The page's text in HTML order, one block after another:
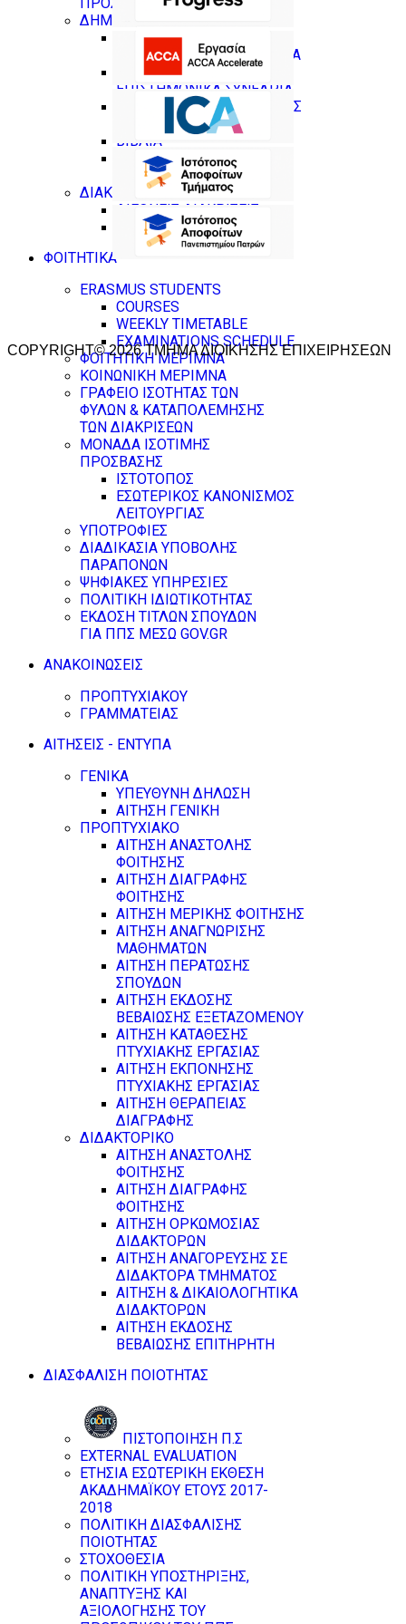
ΔΗΜΟΣΙΕΥΣΕΙΣ
ΔΗΜΟΣΙΕΥΣΕΙΣ ΣΕ
ΕΠΙΣΤΗΜΟΝΙΚΑ ΠΕΡΙΟΔΙΚΑ
ΔΗΜΟΣΙΕΥΣΕΙΣ ΣΕ
ΕΠΙΣΤΗΜΟΝΙΚΑ ΣΥΝΕΔΡΙΑ
ΚΕΦΑΛΑΙΑ ΣΕ ΣΥΛΛΟΓΙΚΟΥΣ
ΒΙΒΛΙΑ
ΕΠΙΜΕΛΕΙΕΣ (ΒΙΒΛΙΑ ,
ΣΥΛΛΟΓΙΚΟΙ ΤΟΜΟΙ)
ΔΙΑΚΡΙΣΕΙΣ
ΔΙΕΘΝΕΙΣ ΔΙΑΚΡΙΣΕΙΣ
ΣΕ ΕΘΝΙΚΟ ΕΠΙΠΕΔΟ
ΦΟΙΤΗΤΙΚΑ
ERASMUS STUDENTS
COURSES
WEEKLY TIMETABLE
EXAMINATIONS SCHEDULE
ΦΟΙΤΗΤΙΚΗ ΜΕΡΙΜΝΑ
ΚΟΙΝΩΝΙΚΗ ΜΕΡΙΜΝΑ
ΓΡΑΦΕΙΟ ΙΣΟΤΗΤΑΣ ΤΩΝ
ΦΥΛΩΝ & ΚΑΤΑΠΟΛΕΜΗΣΗΣ
ΤΩΝ ΔΙΑΚΡΙΣΕΩΝ
ΜΟΝΑΔΑ ΙΣΟΤΙΜΗΣ
ΠΡΟΣΒΑΣΗΣ
ΙΣΤΟΤΟΠΟΣ
ΕΣΩΤΕΡΙΚΟΣ ΚΑΝΟΝΙΣΜΟΣ
ΛΕΙΤΟΥΡΓΙΑΣ
ΥΠΟΤΡΟΦΙΕΣ
ΔΙΑΔΙΚΑΣΙΑ ΥΠΟΒΟΛΗΣ
ΠΑΡΑΠΟΝΩΝ
ΨΗΦΙΑΚΕΣ ΥΠΗΡΕΣΙΕΣ
ΠΟΛΙΤΙΚΗ ΙΔΙΩΤΙΚΟΤΗΤΑΣ
ΕΚΔΟΣΗ ΤΙΤΛΩΝ ΣΠΟΥΔΩΝ
ΓΙΑ ΠΠΣ ΜΕΣΩ GOV.GR
ΑΝΑΚΟΙΝΩΣΕΙΣ
ΠΡΟΠΤΥΧΙΑΚΟΥ
ΓΡΑΜΜΑΤΕΙΑΣ
ΑΙΤΗΣΕΙΣ - ΕΝΤΥΠΑ
ΓΕΝΙΚΑ
ΥΠΕΥΘΥΝΗ ΔΗΛΩΣΗ
ΑΙΤΗΣΗ ΓΕΝΙΚΗ
ΠΡΟΠΤΥΧΙΑΚΟ
ΑΙΤΗΣΗ ΑΝΑΣΤΟΛΗΣ
ΦΟΙΤΗΣΗΣ
ΑΙΤΗΣΗ ΔΙΑΓΡΑΦΗΣ
ΦΟΙΤΗΣΗΣ
ΑΙΤΗΣΗ ΜΕΡΙΚΗΣ ΦΟΙΤΗΣΗΣ
ΑΙΤΗΣΗ ΑΝΑΓΝΩΡΙΣΗΣ
ΜΑΘΗΜΑΤΩΝ
ΑΙΤΗΣΗ ΠΕΡΑΤΩΣΗΣ
ΣΠΟΥΔΩΝ
ΑΙΤΗΣΗ ΕΚΔΟΣΗΣ
ΒΕΒΑΙΩΣΗΣ ΕΞΕΤΑΖΟΜΕΝΟΥ
ΑΙΤΗΣΗ ΚΑΤΑΘΕΣΗΣ
ΠΤΥΧΙΑΚΗΣ ΕΡΓΑΣΙΑΣ
ΑΙΤΗΣΗ ΕΚΠΟΝΗΣΗΣ
ΠΤΥΧΙΑΚΗΣ ΕΡΓΑΣΙΑΣ
ΑΙΤΗΣΗ ΘΕΡΑΠΕΙΑΣ
ΔΙΑΓΡΑΦΗΣ
ΔΙΔΑΚΤΟΡΙΚΟ
ΑΙΤΗΣΗ ΑΝΑΣΤΟΛΗΣ
ΦΟΙΤΗΣΗΣ
ΑΙΤΗΣΗ ΔΙΑΓΡΑΦΗΣ
ΦΟΙΤΗΣΗΣ
ΑΙΤΗΣΗ ΟΡΚΩΜΟΣΙΑΣ
ΔΙΔΑΚΤΟΡΩΝ
ΑΙΤΗΣΗ ΑΝΑΓΟΡΕΥΣΗΣ ΣΕ
ΔΙΔΑΚΤΟΡΑ ΤΜΗΜΑΤΟΣ
ΑΙΤΗΣΗ & ΔΙΚΑΙΟΛΟΓΗΤΙΚΑ
ΔΙΔΑΚΤΟΡΩΝ
ΑΙΤΗΣΗ ΕΚΔΟΣΗΣ
ΒΕΒΑΙΩΣΗΣ ΕΠΙΤΗΡΗΤΗ
ΔΙΑΣΦΑΛΙΣΗ ΠΟΙΟΤΗΤΑΣ
ΠΙΣΤΟΠΟΙΗΣΗ Π.Σ
EXTERNAL EVALUATION
ΕΤΗΣΙΑ ΕΣΩΤΕΡΙΚΗ ΕΚΘΕΣΗ
ΑΚΑΔΗΜΑΪΚΟΥ ΕΤΟΥΣ 2017-
2018
ΠΟΛΙΤΙΚΗ ΔΙΑΣΦΑΛΙΣΗΣ
ΠΟΙΟΤΗΤΑΣ
ΣΤΟΧΟΘΕΣΙΑ
ΠΟΛΙΤΙΚΗ ΥΠΟΣΤΗΡΙΞΗΣ,
ΑΝΑΠΤΥΞΗΣ ΚΑΙ
ΑΞΙΟΛΟΓΗΣΗΣ ΤΟΥ
COPYRIGHT© 2026 ΤΜΗΜΑ ΔΙΟΙΚΗΣΗΣ ΕΠΙΧΕΙΡΗΣΕΩΝ